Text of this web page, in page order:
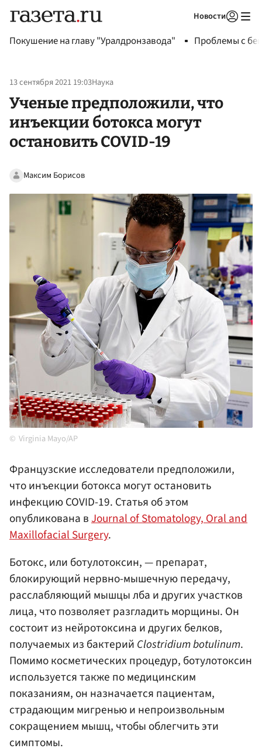
Новости
Покушение на главу "Уралдронзавода" Проблемы с
13 сентября 2021 19:03Наука
Ученые предположили, что
инъекции ботокса могут
остановить COVID-19
Максим Борисов
Virginia Mayo/AP
Французские исследователи предположили,
что инъекции ботокса могут остановить
инфекцию COVID-19. Статья об этом
опубликована вJournal of Stomatology, Oral and
Maxillofacial Surgery.
Ботокс, или ботулотоксин, — препарат,
блокирующий нервно-мышечную передачу,
расслабляющий мышцы лба и других участков
лица, что позволяет разгладить морщины. Он
состоит из нейротоксина и других белков,
получаемых из бактерий Clostridium botulinum.
Помимо косметических процедур, ботулотоксин
используется также по медицинским
показаниям, он назначается пациентам,
страдающим мигренью и непроизвольным
сокращением мышц, чтобы облегчить эти
симптомы.